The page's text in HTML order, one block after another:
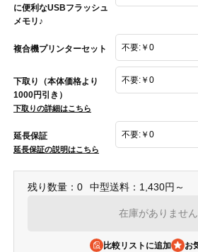
に便利なUSBフラッシュ
メモリ♪
複合機プリンターセット
下取り（本体価格より
1000円引き）
下取りの詳細はこちら
延長保証
延長保証の説明はこちら
残り数量：0 中型送料：1,430円～
在庫がありません
比較リストに追加